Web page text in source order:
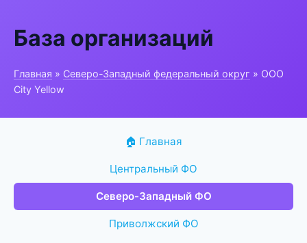
База организаций
Главная » Северо-Западный федеральный округ » ООО
City Yellow
🏠 Главная
Центральный ФО
Северо-Западный ФО
Приволжский ФО